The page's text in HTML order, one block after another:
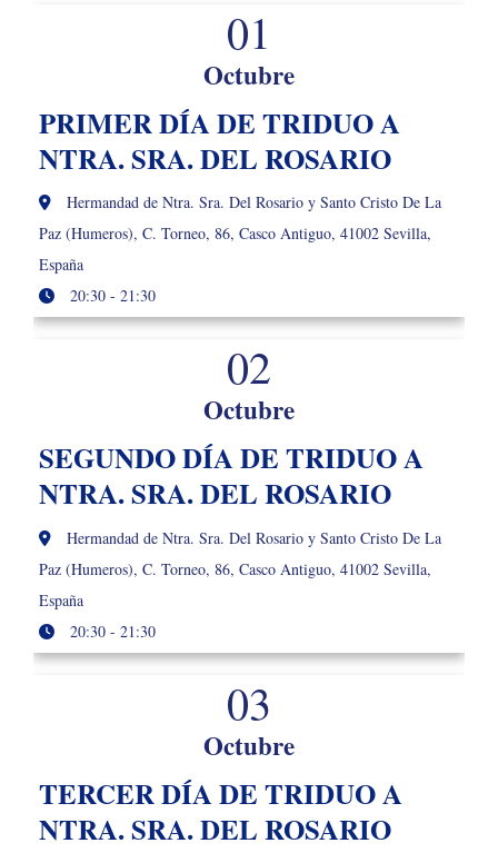
01
Octubre
PRIMER DÍA DE TRIDUO A
NTRA. SRA. DEL ROSARIO
Hermandad de Ntra. Sra. Del Rosario y Santo Cristo De La
Paz (Humeros), C. Torneo, 86, Casco Antiguo, 41002 Sevilla,
España
20:30 - 21:30
02
Octubre
SEGUNDO DÍA DE TRIDUO A
NTRA. SRA. DEL ROSARIO
Hermandad de Ntra. Sra. Del Rosario y Santo Cristo De La
Paz (Humeros), C. Torneo, 86, Casco Antiguo, 41002 Sevilla,
España
20:30 - 21:30
03
Octubre
TERCER DÍA DE TRIDUO A
NTRA. SRA. DEL ROSARIO